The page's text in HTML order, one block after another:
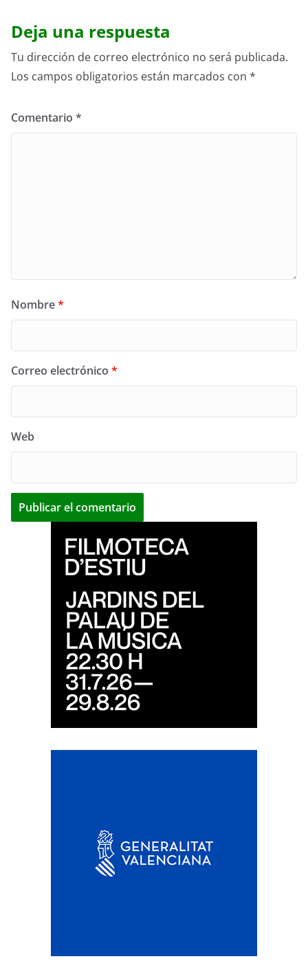
Deja una respuesta
Tu dirección de correo electrónico no será publicada.
Los campos obligatorios están marcados con *
Comentario *
Nombre*
Correo electrónico *
Web